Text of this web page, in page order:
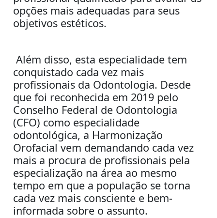
opções mais adequadas para seus
objetivos estéticos.
Além disso, esta especialidade tem
conquistado cada vez mais
profissionais da Odontologia. Desde
que foi reconhecida em 2019 pelo
Conselho Federal de Odontologia
(CFO) como especialidade
odontológica, a Harmonização
Orofacial vem demandando cada vez
mais a procura de profissionais pela
especialização na área ao mesmo
tempo em que a população se torna
cada vez mais consciente e bem-
informada sobre o assunto.